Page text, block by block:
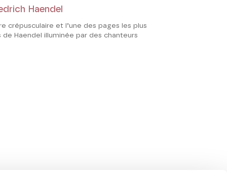
Haendel
crépusculaire et l’une des pages les plus
de Haendel illuminée par des chanteurs